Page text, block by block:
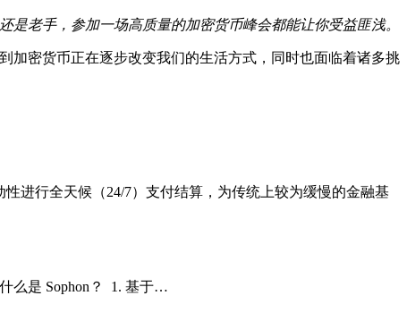
老手，参加一场高质量的加密货币峰会都能让你受益匪浅。
加密货币正在逐步改变我们的生活方式，同时也面临着诸多挑
进行全天候（24/7）支付结算，为传统上较为缓慢的金融基
么是 Sophon？ 1. 基于…